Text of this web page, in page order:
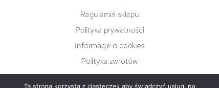
Regulamin sklepu
Polityka prywatności
Informacje o cookies
Polityka zwrotów
Ta strona korzysta z ciasteczek aby świadczyć usługi na